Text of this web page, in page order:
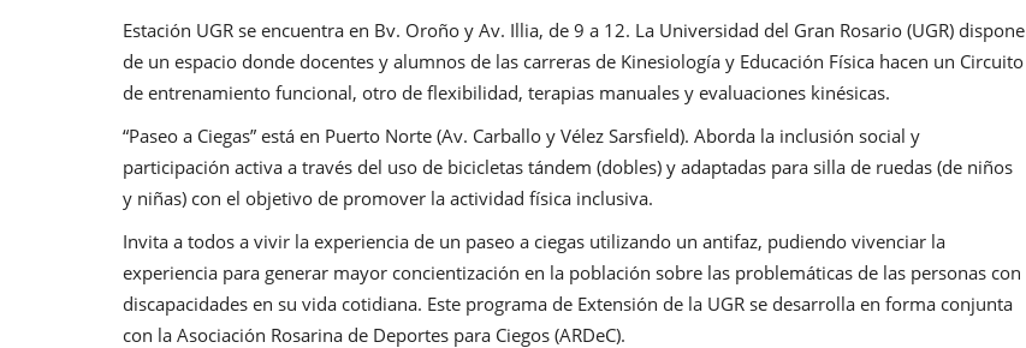
Estación UGR se encuentra en Bv. Oroño y Av. Illia, de 9 a 12. La Universidad del Gran Rosario (UGR) dispone
de un espacio donde docentes y alumnos de las carreras de Kinesiología y Educación Física hacen un Circuito
de entrenamiento funcional, otro de flexibilidad, terapias manuales y evaluaciones kinésicas.
“Paseo a Ciegas” está en Puerto Norte (Av. Carballo y Vélez Sarsfield). Aborda la inclusión social y
participación activa a través del uso de bicicletas tándem (dobles) y adaptadas para silla de ruedas (de niños
y niñas) con el objetivo de promover la actividad física inclusiva.
Invita a todos a vivir la experiencia de un paseo a ciegas utilizando un antifaz, pudiendo vivenciar la
experiencia para generar mayor concientización en la población sobre las problemáticas de las personas con
discapacidades en su vida cotidiana. Este programa de Extensión de la UGR se desarrolla en forma conjunta
con la Asociación Rosarina de Deportes para Ciegos (ARDeC).